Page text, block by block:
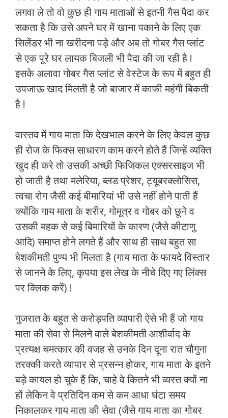
लगवा ले तो वो कुछ ही गाय माताओं से इतनी गैस पैदा कर
सकता है कि उसे अपने घर में खाना पकाने के लिए एक
सिलेंडर भी ना खरीदना पड़े और अब तो गोबर गैस प्लांट
से एक पूरे घर लायक बिजली भी पैदा की जा रही है !
इसके अलावा गोबर गैस प्लांट से वेस्टेज के रूप में बहुत ही
उपजाऊ खाद मिलती है जो बाजार में काफी महंगी बिकती
है !
वास्तव में गाय माता कि देखभाल करने के लिए केवल कुछ
ही रोज के फिक्स साधारण काम करने होते हैं जिन्हें व्यक्ति
खुद ही करे तो उसकी अच्छी फिजिकल एक्सरसाइज भी
हो जाती है तथा मलेरिया, ब्लड प्रेशर, ट्यूबरक्लोसिस,
त्वचा रोग जैसी कई बीमारियां भी उसे नहीं होने पाती हैं
क्योंकि गाय माता के शरीर, गोमूत्र व गोबर को छूने व
उसकी महक से कई बिमारियों के कारण (जैसे कीटाणु
आदि) समाप्त होने लगते हैं और साथ ही साथ बहुत सा
बेशकीमती पुण्य भी मिलता है (गाय माता के फायदे विस्तार
से जानने के लिए, कृपया इस लेख के नीचे दिए गए लिंक्स
पर क्लिक करें) !
गुजरात के बहुत से करोड़पति व्यापारी ऐसे भी हैं जो गाय
माता की सेवा से मिलने वाले बेशकीमती आशीर्वाद के
प्रत्यक्ष चमत्कार की वजह से उनके दिन दूना रात चौगुना
तरक्की करते व्यापार से प्रसन्न होकर, गाय माता के इतने
बड़े कायल हो चुके हैं कि, चाहे वे कितने भी व्यस्त क्यों ना
हों लेकिन वे प्रतिदिन कम से कम आधा घंटा समय
निकालकर गाय माता की सेवा (जैसे गाय माता का गोबर